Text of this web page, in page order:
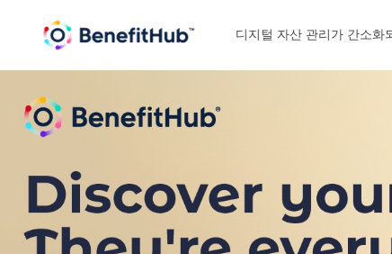
디지털 자산 관리가 간소화